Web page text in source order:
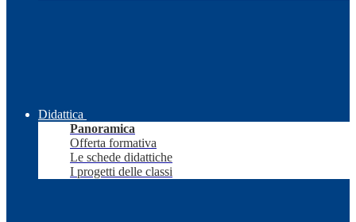
Didattica
Panoramica
Offerta formativa
Le schede didattiche
I progetti delle classi